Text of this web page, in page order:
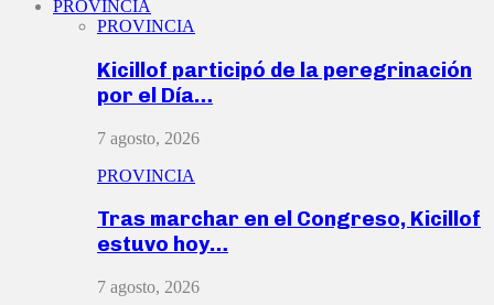
PROVINCIA
PROVINCIA
Kicillof participó de la peregrinación
por el Día…
7 agosto, 2026
PROVINCIA
Tras marchar en el Congreso, Kicillof
estuvo hoy…
7 agosto, 2026